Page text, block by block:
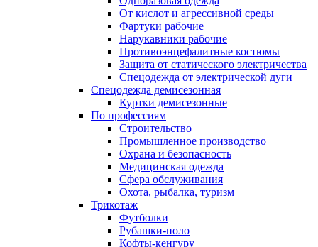
От кислот и агрессивной среды
Фартуки рабочие
Нарукавники рабочие
Противоэнцефалитные костюмы
Защита от статического электричества
Спецодежда от электрической дуги
Спецодежда демисезонная
Куртки демисезонные
По профессиям
Строительство
Промышленное производство
Охрана и безопасность
Медицинская одежда
Сфера обслуживания
Охота, рыбалка, туризм
Трикотаж
Футболки
Рубашки-поло
Кофты-кенгуру